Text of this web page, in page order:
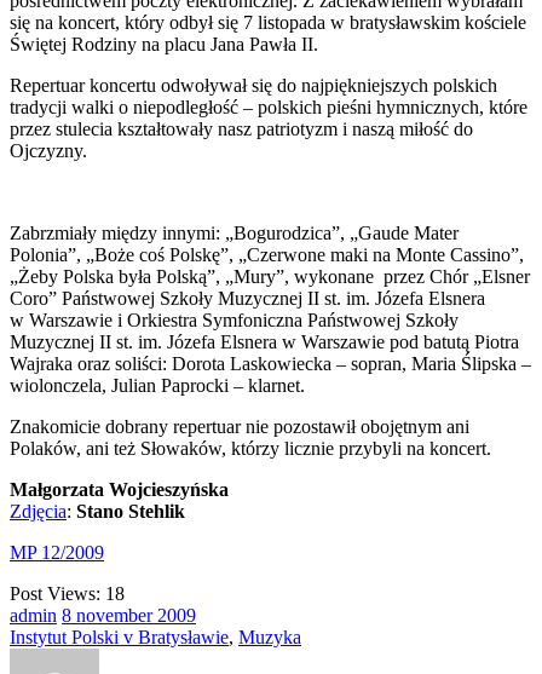
się na koncert, który odbył się 7 listopada w bratysławskim kościele
Świętej Rodziny na placu Jana Pawła II.
Repertuar koncertu odwoływał się do najpiękniejszych polskich
tradycji walki o niepodległość – polskich pieśni hymnicznych, które
przez stulecia kształtowały nasz patriotyzm i naszą miłość do
Ojczyzny.
Zabrzmiały między innymi: „Bogurodzica”, „Gaude Mater
Polonia”, „Boże coś Polskę”, „Czerwone maki na Monte Cassino”,
„Żeby Polska była Polską”, „Mury”, wykonane przez Chór „Elsner
Coro” Państwowej Szkoły Muzycznej II st. im. Józefa Elsnera
w Warszawie i Orkiestra Symfoniczna Państwowej Szkoły
Muzycznej II st. im. Józefa Elsnera w Warszawie pod batutą Piotra
Wajraka oraz soliści: Dorota Laskowiecka – sopran, Maria Ślipska –
wiolonczela, Julian Paprocki – klarnet.
Znakomicie dobrany repertuar nie pozostawił obojętnym ani
Polaków, ani też Słowaków, którzy licznie przybyli na koncert.
Małgorzata Wojcieszyńska
Zdjęcia: Stano Stehlik
MP 12/2009
Post Views: 18
admin 8 november 2009
Instytut Polski v Bratysławie, Muzyka